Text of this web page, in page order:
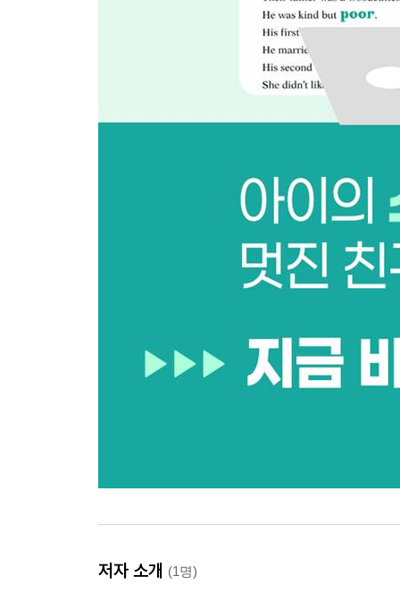
저자 소개 (1명)